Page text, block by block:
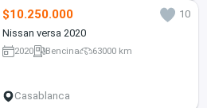
$10.250.000
10
Nissan versa 2020
2020 Bencina 63000 km
Casablanca